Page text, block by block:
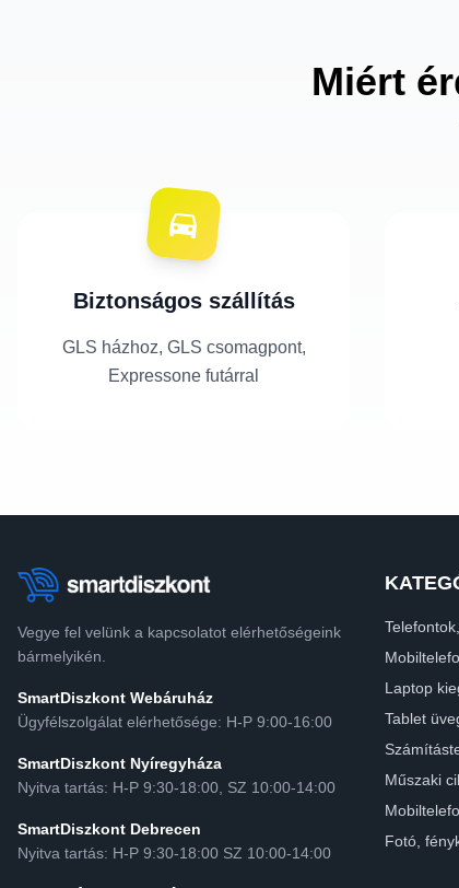
Miért
Biztonságos szállítás
GLS házhoz, GLS csomagpont,
Expressone futárral
Vegye fel velünk a kapcsolatot elérhetőségeink
bármelyikén.
SmartDiszkont Webáruház
Ügyfélszolgálat elérhetősége: H-P 9:00-16:00
SmartDiszkont Nyíregyháza
Nyitva tartás: H-P 9:30-18:00, SZ 10:00-14:00
SmartDiszkont Debrecen
Nyitva tartás: H-P 9:30-18:00 SZ 10:00-14:00
Laptop
Tablet
Műszaki
Fotó,